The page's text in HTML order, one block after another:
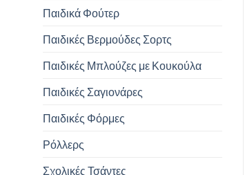
Παιδικά Φούτερ
Παιδικές Βερμούδες Σορτς
Παιδικές Μπλούζες με Κουκούλα
Παιδικές Σαγιονάρες
Παιδικές Φόρμες
Ρόλλερς
Σχολικές Τσάντες